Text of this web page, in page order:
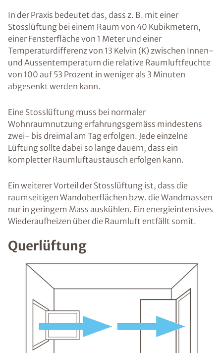
In der Praxis bedeutet das, dass z. B. mit einer
Stosslüftung bei einem Raum von 40 Kubikmetern,
einer Fensterfläche von 1 Meter und einer
Temperaturdifferenz von 13 Kelvin (K) zwischen Innen-
und Aussentemperaturn die relative Raumluftfeuchte
von 100 auf 53 Prozent in weniger als 3 Minuten
abgesenkt werden kann.
Eine Stosslüftung muss bei normaler
Wohnraumnutzung erfahrungsgemäss mindestens
zwei- bis dreimal am Tag erfolgen. Jede einzelne
Lüftung sollte dabei so lange dauern, dass ein
kompletter Raumluftaustausch erfolgen kann.
Ein weiterer Vorteil der Stosslüftung ist, dass die
raumseitigen Wandoberflächen bzw. die Wandmassen
nur in geringem Mass auskühlen. Ein energieintensives
Wiederaufheizen über die Raumluft entfällt somit.
Querlüftung